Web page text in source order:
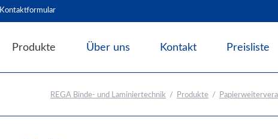
Kontaktformular
Produkte
Bindesysteme
Über uns Kontakt Preisliste
REGA Binde- und Laminiertechnik Produkte